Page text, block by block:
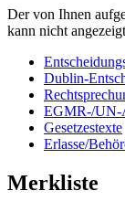
Der von Ihnen
kann nicht
Dublin-
EGMR-/UN-
Gesetzestexte
Erlasse/
Merkliste